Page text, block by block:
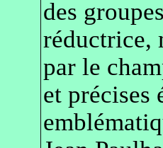
des
réductrice,
par le
et précises